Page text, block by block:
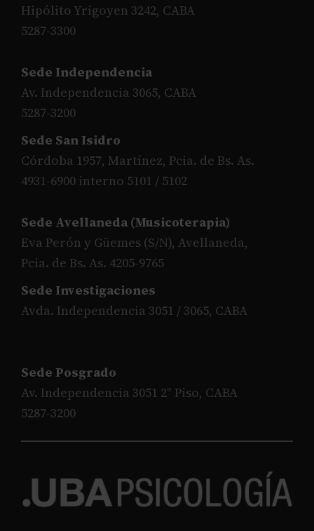
Hipólito Yrigoyen 3242, CABA
5287-3300
Sede Independencia
Av. Independencia 3065, CABA
5287-3200
Sede San Isidro
Córdoba 1957, Martínez, Pcia. de Bs. As.
4931-6900 interno 5101 / 5102
Sede Avellaneda (Musicoterapia)
Eva Perón y Güemes (S/N), Avellaneda,
Pcia. de Bs. As. 4205-9765
Sede Investigaciones
Avda. Independencia 3051 / 3065, CABA
Sede Posgrado
Av. Independencia 3051 2° Piso, CABA
5287-3200